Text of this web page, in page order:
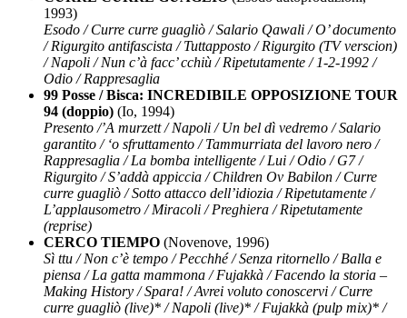
1993)
Esodo / Curre curre guagliò / Salario Qawali / O’ documento
/ Rigurgito antifascista / Tuttapposto / Rigurgito (TV verscion)
/ Napoli / Nun c’à facc’ cchiù / Ripetutamente / 1-2-1992 /
Odio / Rappresaglia
99 Posse / Bisca: INCREDIBILE OPPOSIZIONE TOUR
94 (doppio) (Io, 1994)
Presento /’A murzett / Napoli / Un bel dì vedremo / Salario
garantito / ‘o sfruttamento / Tammurriata del lavoro nero /
Rappresaglia / La bomba intelligente / Lui / Odio / G7 /
Rigurgito / S’addà appiccia / Children Ov Babilon / Curre
curre guagliò / Sotto attacco dell’idiozia / Ripetutamente /
L’applausometro / Miracoli / Preghiera / Ripetutamente
(reprise)
CERCO TIEMPO (Novenove, 1996)
Sì ttu / Non c’è tempo / Pecchhé / Senza ritornello / Balla e
piensa / La gatta mammona / Fujakkà / Facendo la storia –
Making History / Spara! / Avrei voluto conoscervi / Curre
curre guagliò (live)* / Napoli (live)* / Fujakkà (pulp mix)* /